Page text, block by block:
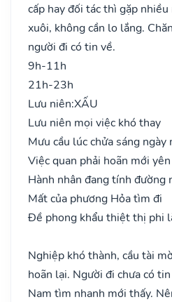
cấp hay đối tác thì gặp
xuôi, không cần lo lắng.
người đi có tin về.
9h-11h
21h-23h
Lưu niên:XẤU
Lưu niên mọi việc khó thay
Mưu cầu lúc chửa sáng ngày
Việc quan phải hoãn mới yên
Hành nhân đang tính đường
Mất của phương Hỏa tìm đi
Đề phong khẩu thiệt thị phi
Nghiệp khó thành, cầu tài
hoãn lại. Người đi chưa có
Nam tìm nhanh mới thấy.